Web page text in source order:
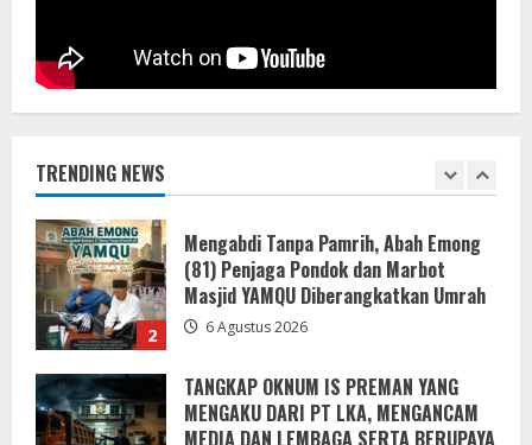
TRENDING NEWS
2
Mengabdi Tanpa Pamrih, Abah Emong
(81) Penjaga Pondok dan Marbot
3
TANGKAP OKNUM IS PREMAN YANG
MENGAKU DARI PT LKA, MENGANCAM
MEDIA DAN LEMBAGA SERTA BERUPAYA
MELAKUKAN SUAP!
6 Agustus 2026
Bupati Buol dan Wakil Bupati Hadiri
Peringatan Maulid Arbain ke-7 di